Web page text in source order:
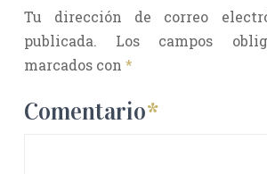
Tu dirección de correo
publicada.
Los campos
marcados con *
Comentario*